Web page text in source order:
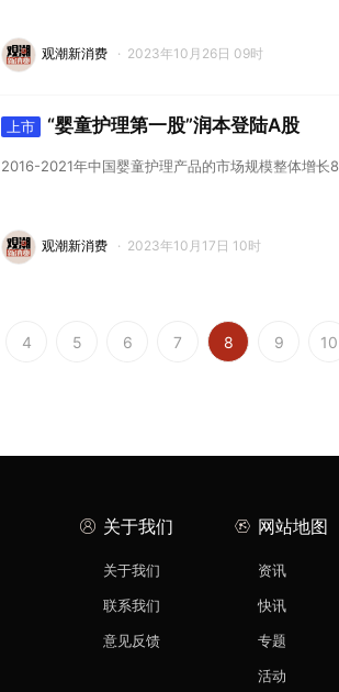
观潮新消费 · 2023年10月26日 09时
上市 “婴童护理第一股”润本登陆A股
2016-2021年中国婴童护理产品的市场规模整体增长
观潮新消费 · 2023年10月17日 10时
4 5 6 7 8 9 10
关于我们
关于我们
联系我们
意见反馈
网站地图
资讯
快讯
专题
活动